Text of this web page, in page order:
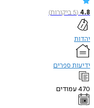
4.8
(
5ביקורות)
יהדות
ידיעות ספרים
470 עמודים